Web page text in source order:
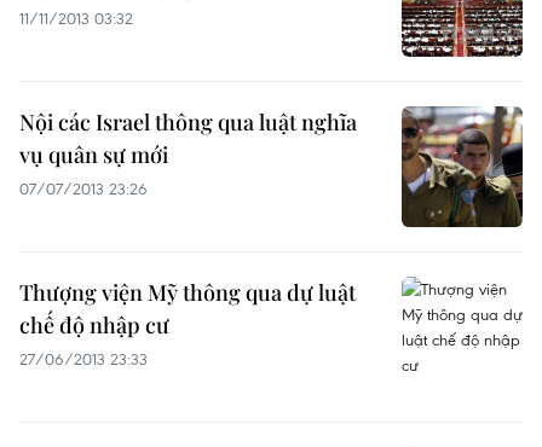
11/11/2013 03:32
Nội các Israel thông qua luật nghĩa
vụ quân sự mới
07/07/2013 23:26
Thượng viện Mỹ thông qua dự luật
chế độ nhập cư
27/06/2013 23:33